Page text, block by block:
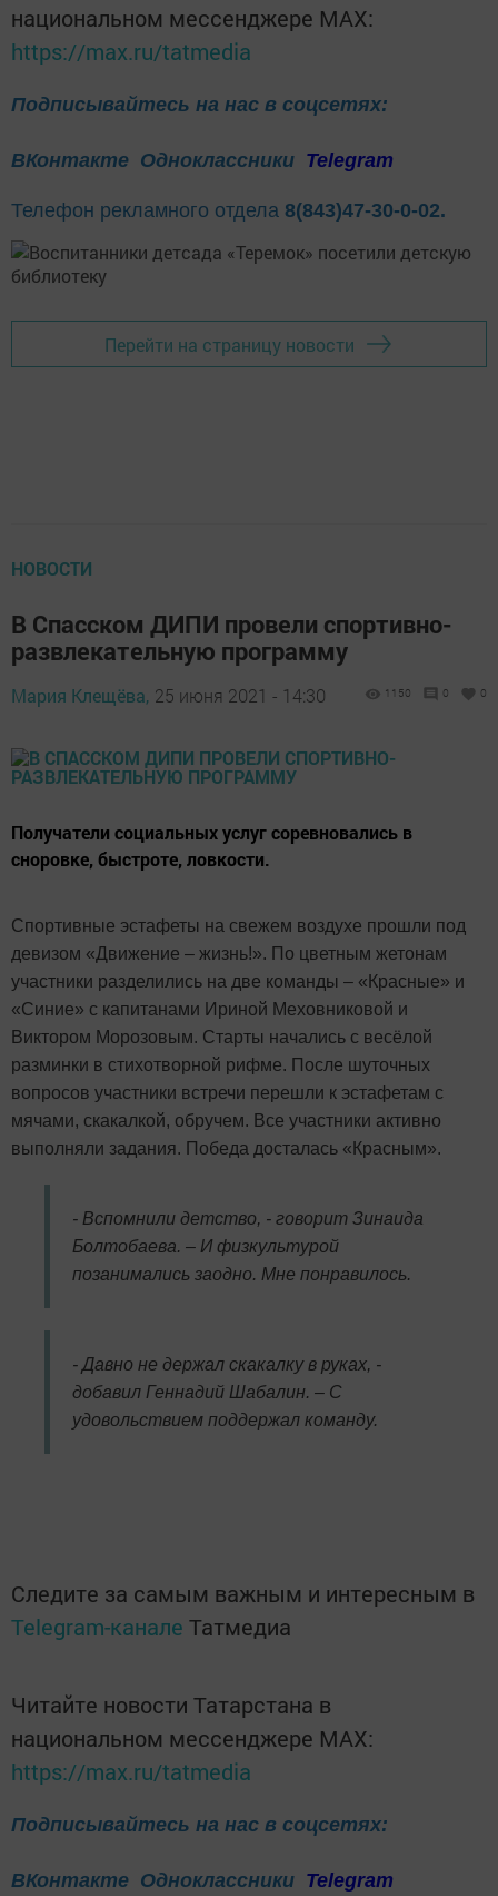
национальном мессенджере MАХ:
https://max.ru/tatmedia
Подписывайтесь на нас в соцсетях:
ВКонтакте Одноклассники Telegram
Телефон рекламного отдела 8(843)47-30-0-02.
Перейти на страницу новости
НОВОСТИ
В Спасском ДИПИ провели спортивно-
развлекательную программу
Мария Клещёва, 25 июня 2021 - 14:30 1150 0 0
Получатели социальных услуг соревновались в
сноровке, быстроте, ловкости.
Спортивные эстафеты на свежем воздухе прошли под
девизом «Движение – жизнь!». По цветным жетонам
участники разделились на две команды – «Красные» и
«Синие» с капитанами Ириной Меховниковой и
Виктором Морозовым. Старты начались с весёлой
разминки в стихотворной рифме. После шуточных
вопросов участники встречи перешли к эстафетам с
мячами, скакалкой, обручем. Все участники активно
выполняли задания. Победа досталась «Красным».
- Вспомнили детство, - говорит Зинаида
Болтобаева. – И физкультурой
позанимались заодно. Мне понравилось.
- Давно не держал скакалку в руках, -
добавил Геннадий Шабалин. – С
удовольствием поддержал команду.
Следите за самым важным и интересным в
Telegram-канале Татмедиа
Читайте новости Татарстана в
национальном мессенджере MАХ:
https://max.ru/tatmedia
Подписывайтесь на нас в соцсетях:
ВКонтакте Одноклассники Telegram